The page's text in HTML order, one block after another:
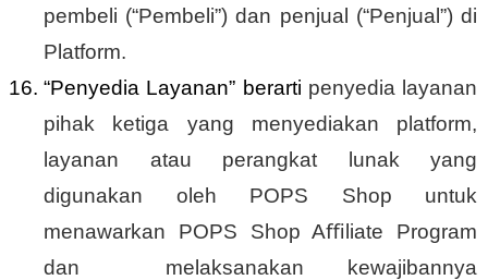
pembeli (“Pembeli”) dan penjual (“Penjual”) di
Platform.
“Penyedia Layanan” berarti penyedia layanan
pihak ketiga yang menyediakan platform,
layanan atau perangkat lunak yang
digunakan oleh POPS Shop untuk
menawarkan POPS Shop Aﬃliate Program
dan melaksanakan kewajibannya